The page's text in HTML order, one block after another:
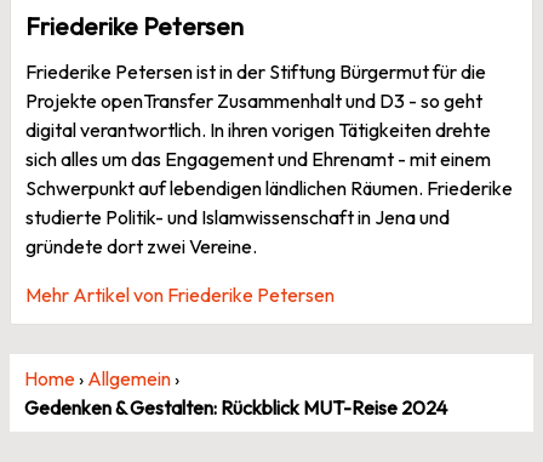
Friederike Petersen
Friederike Petersen ist in der Stiftung Bürgermut für die
Projekte openTransfer Zusammenhalt und D3 - so geht
digital verantwortlich. In ihren vorigen Tätigkeiten drehte
sich alles um das Engagement und Ehrenamt - mit einem
Schwerpunkt auf lebendigen ländlichen Räumen. Friederike
studierte Politik- und Islamwissenschaft in Jena und
gründete dort zwei Vereine.
Mehr Artikel von Friederike Petersen
Home› Allgemein›
Gedenken & Gestalten: Rückblick MUT-Reise 2024